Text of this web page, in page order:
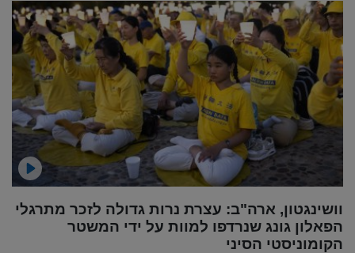
וושינגטון, ארה"ב: עצרת נרות גדולה לזכר מתרגלי
הפאלון גונג שנרדפו למוות על ידי המשטר
הקומוניסטי הסיני